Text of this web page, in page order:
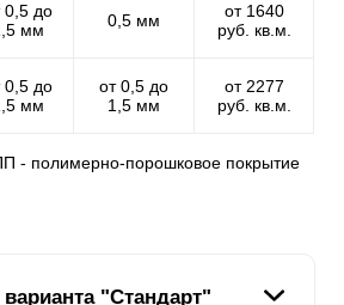
0,5 до
мм
0,5 мм
от 1640
руб. кв.м.
0,5 до
мм
от 0,5 до
1,5 мм
от 2277
руб. кв.м.
- полимерно-порошковое покрытие
"Стандарт"